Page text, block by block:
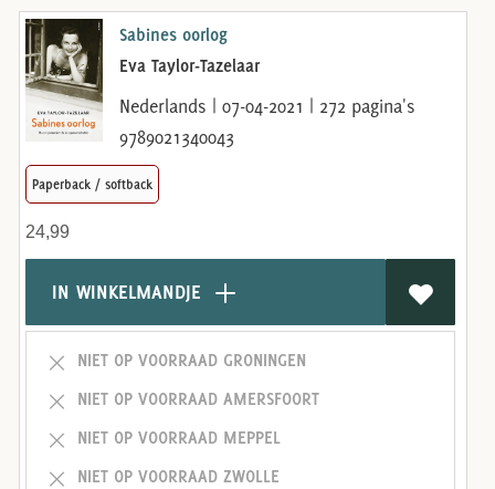
Sabines oorlog
Eva Taylor-Tazelaar
Nederlands | 07-04-2021 | 272 pagina's
9789021340043
Paperback / softback
24,99
IN WINKELMANDJE
NIET OP VOORRAAD GRONINGEN
NIET OP VOORRAAD AMERSFOORT
NIET OP VOORRAAD MEPPEL
NIET OP VOORRAAD ZWOLLE